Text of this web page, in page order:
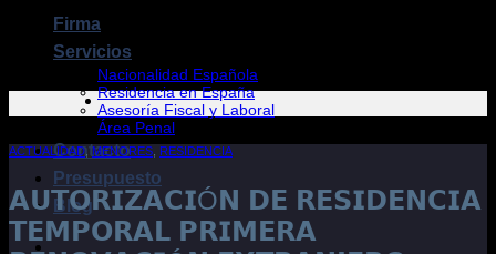
Firma
Servicios
Nacionalidad Española
Residencia en España
Asesoría Fiscal y Laboral
Área Penal
Contacto
Presupuesto
Blog
ACTUALIDAD,MENORES RESIDENCIA
𝗔𝗨𝗧𝗢𝗥𝗜𝗭𝗔𝗖𝗜Ó𝗡 𝗗𝗘 𝗥𝗘𝗦𝗜𝗗𝗘𝗡𝗖𝗜𝗔
𝗧𝗘𝗠𝗣𝗢𝗥𝗔𝗟 𝗣𝗥𝗜𝗠𝗘𝗥𝗔